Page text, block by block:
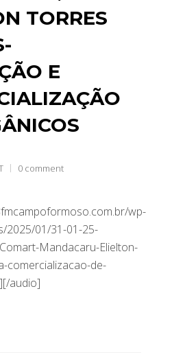
TORRES
E
0 comment
wp-
2025/01/31-01-25-
Mandacaru-Elielton-
comercializacao-de-
audio]